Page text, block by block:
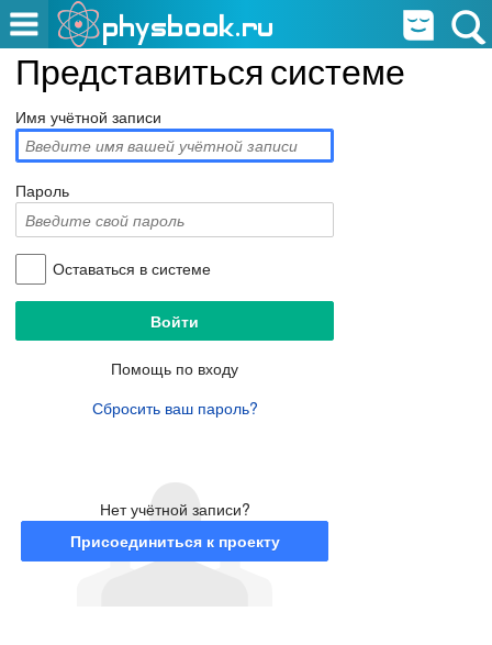
Представиться системе
Имя учётной записи
Пароль
Оставаться в системе
Помощь по входу
Сбросить ваш пароль?
Нет учётной записи?
Присоединиться к проекту